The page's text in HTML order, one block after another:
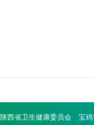
陕西省卫生健康委员会 宝